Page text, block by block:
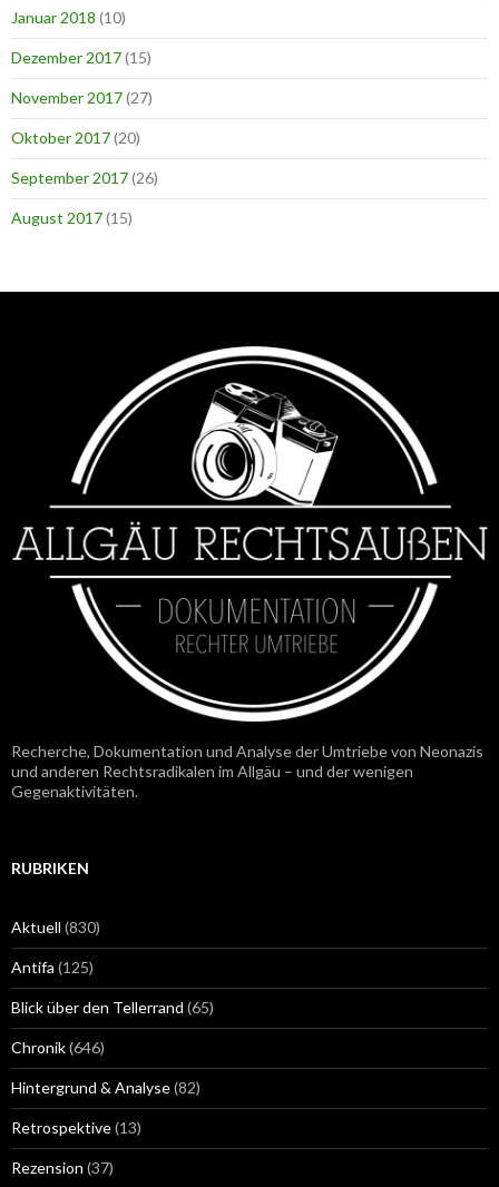
Januar 2018 (10)
Dezember 2017(15)
November 2017(27)
Oktober 2017(20)
September 2017(26)
August 2017(15)
Recherche, Dokumentation und Analyse der Umtriebe von Neonazis
und anderen Rechtsradikalen im Allgäu – und der wenigen
Gegenaktivitäten.
RUBRIKEN
Aktuell (830)
Antifa (125)
Blick über den Tellerrand (65)
Chronik(646)
Hintergrund & Analyse(82)
Retrospektive(13)
Rezension (37)